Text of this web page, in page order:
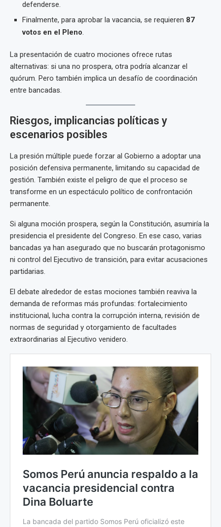
defenderse.
Finalmente, para aprobar la vacancia, se requieren 87
votos en el Pleno.
La presentación de cuatro mociones ofrece rutas
alternativas: si una no prospera, otra podría alcanzar el
quórum. Pero también implica un desafío de coordinación
entre bancadas.
Riesgos, implicancias políticas y
escenarios posibles
La presión múltiple puede forzar al Gobierno a adoptar una
posición defensiva permanente, limitando su capacidad de
gestión. También existe el peligro de que el proceso se
transforme en un espectáculo político de confrontación
permanente.
Si alguna moción prospera, según la Constitución, asumiría la
presidencia el presidente del Congreso. En ese caso, varias
bancadas ya han asegurado que no buscarán protagonismo
ni control del Ejecutivo de transición, para evitar acusaciones
partidarias.
El debate alrededor de estas mociones también reaviva la
demanda de reformas más profundas: fortalecimiento
institucional, lucha contra la corrupción interna, revisión de
normas de seguridad y otorgamiento de facultades
extraordinarias al Ejecutivo venidero.